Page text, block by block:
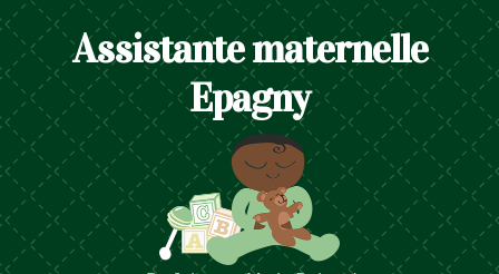
Assistante maternelle
Epagny